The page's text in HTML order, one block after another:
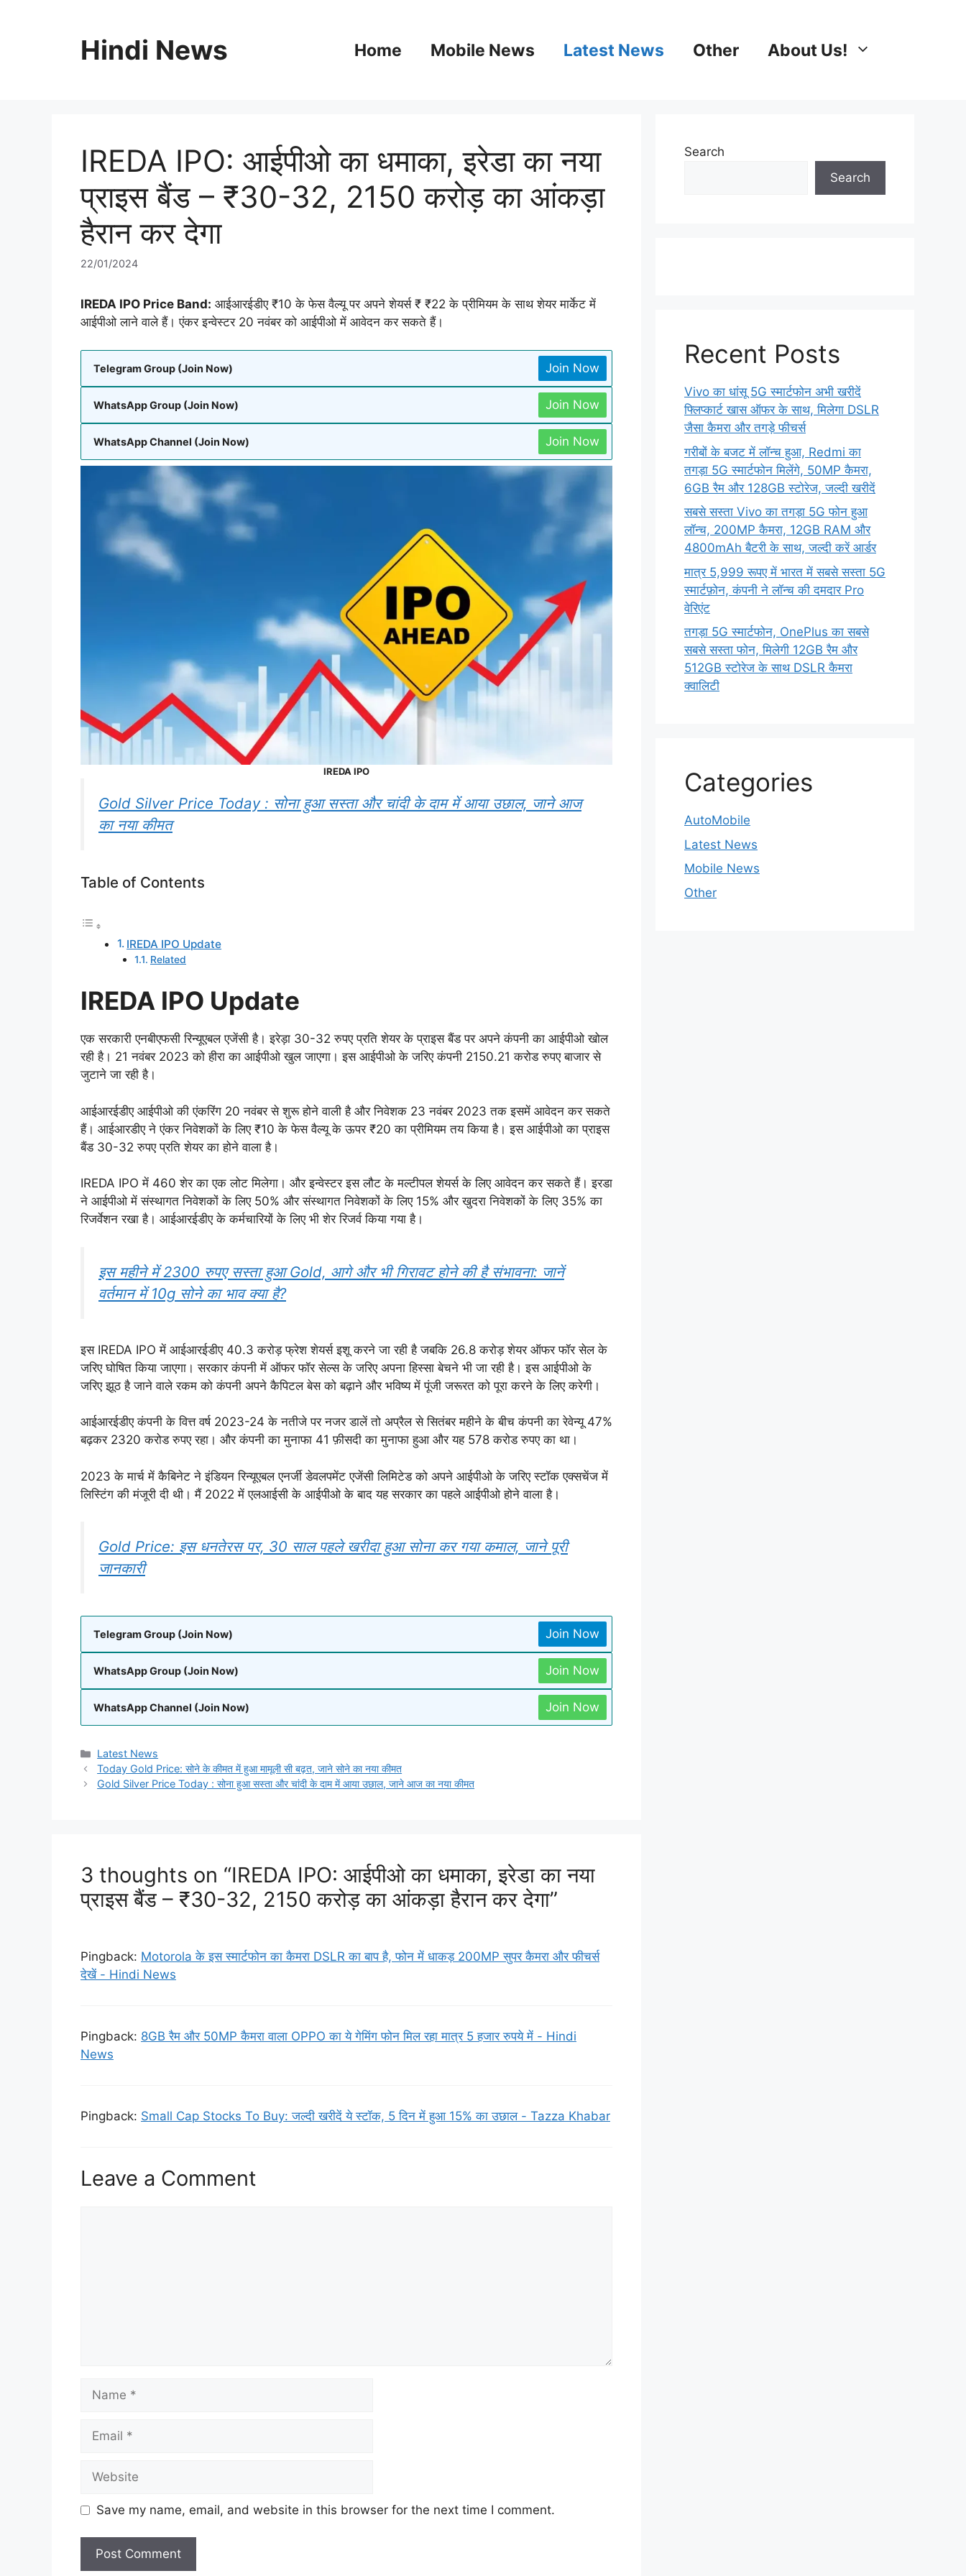
Hindi News Home Mobile News Latest News Other About Us!
IREDA IPO: आईपीओ का धमाका, इरेडा का नया
प्राइस बैंड – ₹30-32, 2150 करोड़ का आंकड़ा
हैरान कर देगा
22/01/2024
IREDA IPO Price Band: आईआरईडीए ₹10 के फेस वैल्यू पर अपने शेयर्स ₹ ₹22 के प्रीमियम के साथ शेयर मार्केट में
आईपीओ लाने वाले हैं। एंकर इन्वेस्टर 20 नवंबर को आईपीओ में आवेदन कर सकते हैं।
Telegram Group (Join Now) Join Now
WhatsApp Group (Join Now) Join Now
WhatsApp Channel (Join Now) Join Now
IREDA IPO
Gold Silver Price Today : सोना हुआ सस्ता और चांदी के दाम में आया उछाल, जाने आज
का नया कीमत
Table of Contents
IREDA IPO Update
Related
IREDA IPO Update
एक सरकारी एनबीएफसी रिन्यूएबल एजेंसी है। इरेड़ा 30-32 रुपए प्रति शेयर के प्राइस बैंड पर अपने कंपनी का आईपीओ खोल
रही है। 21 नवंबर 2023 को हीरा का आईपीओ खुल जाएगा। इस आईपीओ के जरिए कंपनी 2150.21 करोड रुपए बाजार से
जुटाने जा रही है।
आईआरईडीए आईपीओ की एंकरिंग 20 नवंबर से शुरू होने वाली है और निवेशक 23 नवंबर 2023 तक इसमें आवेदन कर सकते
हैं। आईआरडीए ने एंकर निवेशकों के लिए ₹10 के फेस वैल्यू के ऊपर ₹20 का प्रीमियम तय किया है। इस आईपीओ का प्राइस
बैंड 30-32 रुपए प्रति शेयर का होने वाला है।
IREDA IPO में 460 शेर का एक लोट मिलेगा। और इन्वेस्टर इस लौट के मल्टीपल शेयर्स के लिए आवेदन कर सकते हैं। इरडा
ने आईपीओ में संस्थागत निवेशकों के लिए 50% और संस्थागत निवेशकों के लिए 15% और खुदरा निवेशकों के लिए 35% का
रिजर्वेशन रखा है। आईआरईडीए के कर्मचारियों के लिए भी शेर रिजर्व किया गया है।
इस महीने में 2300 रुपए सस्ता हुआ Gold, आगे और भी गिरावट होने की है संभावना: जानें
वर्तमान में 10g सोने का भाव क्या है?
इस IREDA IPO में आईआरईडीए 40.3 करोड़ फ्रेश शेयर्स इशू करने जा रही है जबकि 26.8 करोड़ शेयर ऑफर फॉर सेल के
जरिए घोषित किया जाएगा। सरकार कंपनी में ऑफर फॉर सेल्स के जरिए अपना हिस्सा बेचने भी जा रही है। इस आईपीओ के
जरिए झूठ है जाने वाले रकम को कंपनी अपने कैपिटल बेस को बढ़ाने और भविष्य में पूंजी जरूरत को पूरा करने के लिए करेगी।
आईआरईडीए कंपनी के वित्त वर्ष 2023-24 के नतीजे पर नजर डालें तो अप्रैल से सितंबर महीने के बीच कंपनी का रेवेन्यू 47%
बढ़कर 2320 करोड रुपए रहा। और कंपनी का मुनाफा 41 फ़ीसदी का मुनाफा हुआ और यह 578 करोड रुपए का था।
2023 के मार्च में कैबिनेट ने इंडियन रिन्यूएबल एनर्जी डेवलपमेंट एजेंसी लिमिटेड को अपने आईपीओ के जरिए स्टॉक एक्सचेंज में
लिस्टिंग की मंजूरी दी थी। मैं 2022 में एलआईसी के आईपीओ के बाद यह सरकार का पहले आईपीओ होने वाला है।
Gold Price: इस धनतेरस पर, 30 साल पहले खरीदा हुआ सोना कर गया कमाल, जाने पूरी
जानकारी
Telegram Group (Join Now) Join Now
WhatsApp Group (Join Now) Join Now
WhatsApp Channel (Join Now) Join Now
Categories
Latest News
Today Gold Price: सोने के कीमत में हुआ मामूली सी बढ़त, जाने सोने का नया कीमत
Gold Silver Price Today : सोना हुआ सस्ता और चांदी के दाम में आया उछाल, जाने आज का नया कीमत
3 thoughts on “IREDA IPO: आईपीओ का धमाका, इरेडा का नया
प्राइस बैंड – ₹30-32, 2150 करोड़ का आंकड़ा हैरान कर देगा”
Pingback: Motorola के इस स्मार्टफोन का कैमरा DSLR का बाप है, फोन में धाकड़ 200MP सुपर कैमरा और फीचर्स
देखें - Hindi News
Pingback: 8GB रैम और 50MP कैमरा वाला OPPO का ये गेमिंग फोन मिल रहा मात्र 5 हजार रुपये में - Hindi
News
Pingback: Small Cap Stocks To Buy: जल्दी खरीदें ये स्टॉक, 5 दिन में हुआ 15% का उछाल - Tazza Khabar
Leave a Comment
Save my name, email, and website in this browser for the next time I comment.
Search
Search
Recent Posts
Vivo का धांसू 5G स्मार्टफोन अभी खरीदें
फ्लिप्कार्ट खास ऑफर के साथ, मिलेगा DSLR
जैसा कैमरा और तगड़े फीचर्स
गरीबों के बजट में लॉन्च हुआ, Redmi का
तगड़ा 5G स्मार्टफोन मिलेंगे, 50MP कैमरा,
6GB रैम और 128GB स्टोरेज, जल्दी खरीदें
सबसे सस्ता Vivo का तगड़ा 5G फोन हुआ
लॉन्च, 200MP कैमरा, 12GB RAM और
4800mAh बैटरी के साथ, जल्दी करें आर्डर
मात्र 5,999 रूपए में भारत में सबसे सस्ता 5G
स्मार्टफ़ोन, कंपनी ने लॉन्च की दमदार Pro
वेरिएंट
तगड़ा 5G स्मार्टफोन, OnePlus का सबसे
सबसे सस्ता फोन, मिलेगी 12GB रैम और
512GB स्टोरेज के साथ DSLR कैमरा
क्वालिटी
Categories
AutoMobile
Latest News
Mobile News
Other